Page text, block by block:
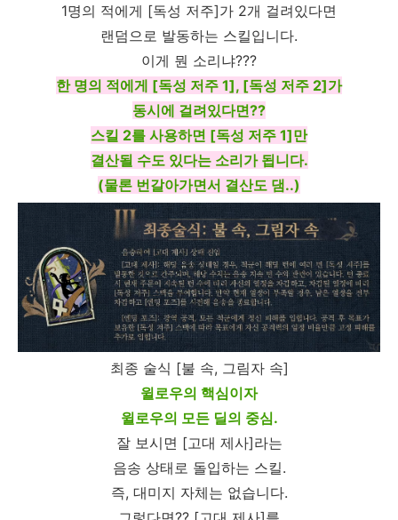
1명의 적에게 [독성 저주]가 2개 걸려있다면
랜덤으로 발동하는 스킬입니다.
이게 뭔 소리냐???
한 명의 적에게 [독성 저주 1], [독성 저주 2]가
동시에 걸려있다면??
스킬 2를 사용하면 [독성 저주 1]만
결산될 수도 있다는 소리가 됩니다.
(물론 번갈아가면서 결산도 댐..)
최종 술식 [불 속, 그림자 속]
윌로우의 핵심이자
윌로우의 모든 딜의 중심.
잘 보시면 [고대 제사]라는
음송 상태로 돌입하는 스킬.
즉, 대미지 자체는 없습니다.